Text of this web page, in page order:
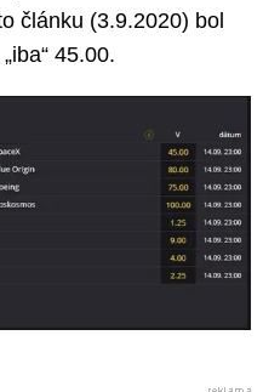
článku (3.9.2020) bol
45.00.